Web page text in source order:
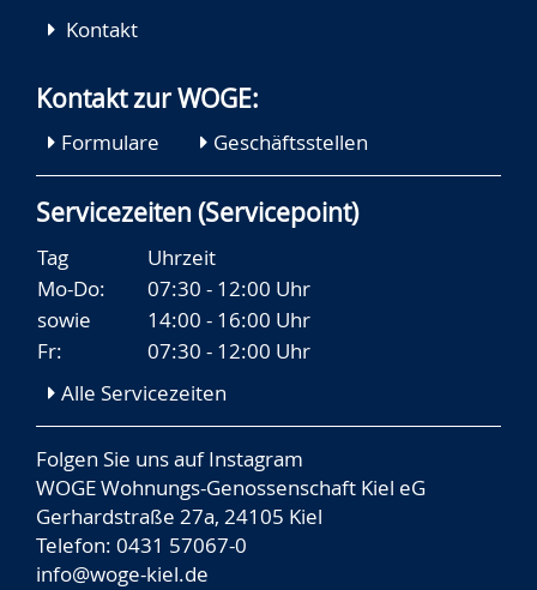
Kontakt
Kontakt zur WOGE:
Formulare Geschäftsstellen
Servicezeiten (Servicepoint)
Tag
Uhrzeit
Mo-Do:
07:30 - 12:00 Uhr
sowie
14:00 - 16:00 Uhr
Fr:
07:30 - 12:00 Uhr
Alle Servicezeiten
Folgen Sie uns aufInstagram
WOGE Wohnungs-Genossenschaft Kiel eG
Gerhardstraße 27a, 24105 Kiel
Telefon: 0431 57067-0
info@woge-kiel.de